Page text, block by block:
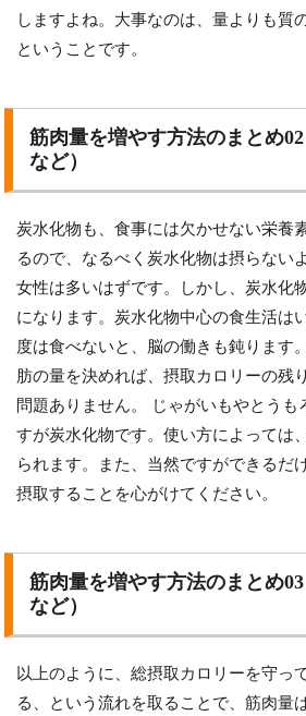
しますよね。大事なのは、量よりも質
ということです。
筋肉量を増やす方法のまとめ
など）
炭水化物も、食事には欠かせない栄養
るので、なるべく炭水化物は摂らない
女性は多いはずです。しかし、炭水化
になります。炭水化物中心の食生活は
度は食べないと、脳の働きも鈍ります
肪の量を決めれば、摂取カロリーの残
問題ありません。 じゃがいもやとうも
すが炭水化物です。使い方によっては
られます。また、当然ですができるだ
摂取することを心がけてください。
筋肉量を増やす方法のまとめ
など）
以上のように、総摂取カロリーを守っ
る、という流れを取ることで、筋肉量